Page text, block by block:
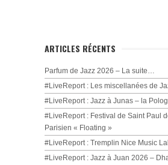
ARTICLES RÉCENTS
Parfum de Jazz 2026 – La suite…
#LiveReport : Les miscellanées de
#LiveReport : Jazz à Junas – la
#LiveReport : Festival de Saint Paul
Parisien « Floating »
#LiveReport : Tremplin Nice Music
#LiveReport : Jazz à Juan 2026 –